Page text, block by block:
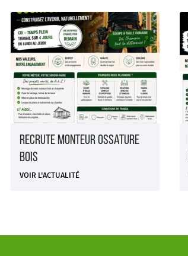
Recrute Monteur Ossature
Bois
VOIR L'ACTUALITÉ